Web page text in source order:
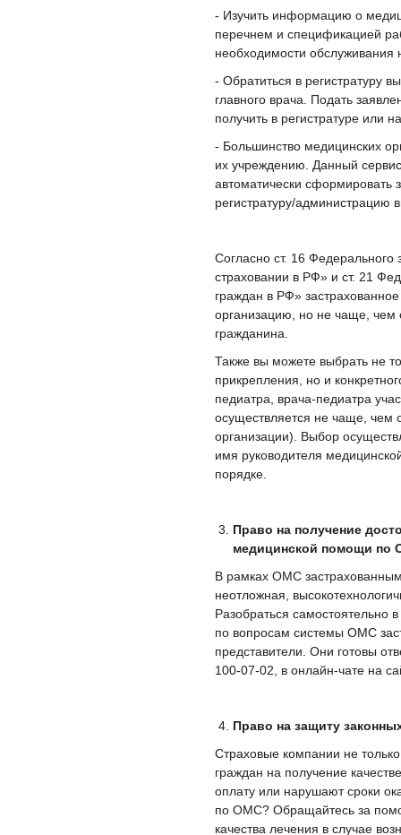
- Изучить информацию о
перечнем и спецификацией
необходимости обслуживания
- Обратиться в регистратуру
главного врача. Подать
получить в регистратуре или
- Большинство медицинских
их учреждению. Данный
автоматически сформировать
регистратуру/администрацию
Согласно ст. 16
страховании в РФ» и ст. 21
граждан в РФ»
организацию, но не чаще, чем
гражданина.
Также вы можете выбрать не
прикрепления, но и
педиатра, врача-педиатра
осуществляется не чаще, чем
организации). Выбор
имя руководителя
порядке.
Право на получение
медицинской помощи по
В рамках ОМС
неотложная,
Разобраться
по вопросам системы ОМС
представители. Они готовы
100-07-02, в онлайн-чате на
Право на защиту
Страховые компании не
граждан на получение
оплату или нарушают сроки
по ОМС? Обращайтесь за
качества лечения в случае